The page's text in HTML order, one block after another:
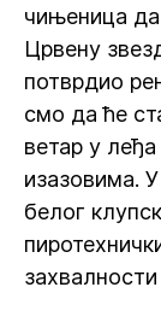
чињеница
Црвену
потврдио
смо да ће
ветар у
изазовима.
белог